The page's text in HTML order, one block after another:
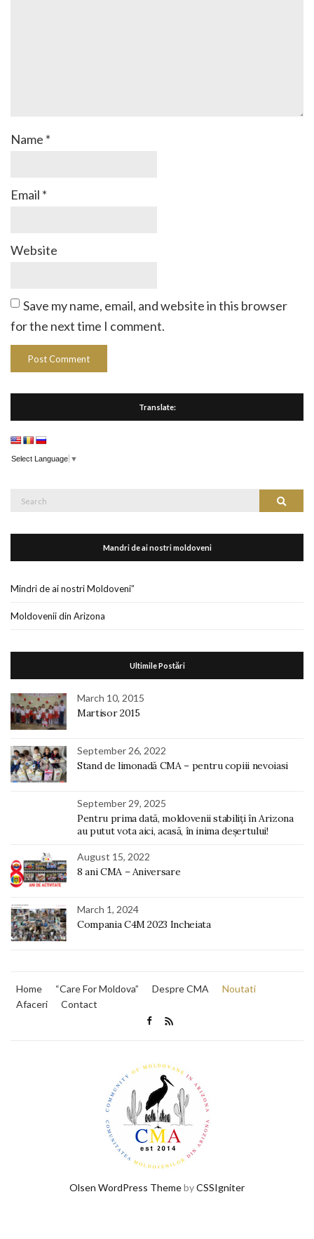
Name *
Email *
Website
Save my name, email, and website in this browser
for the next time I comment.
Translate:
Select Language ▼
Search
Mandri de ai nostri moldoveni
Mindri de ai nostri Moldoveni”
Moldovenii din Arizona
Ultimile Postări
March 10, 2015
Martisor 2015
September 26, 2022
Stand de limonadă CMA – pentru copiii nevoiasi
September 29, 2025
Pentru prima dată, moldovenii stabiliți în Arizona
au putut vota aici, acasă, în inima deșertului!
August 15, 2022
8 ani CMA – Aniversare
March 1, 2024
Compania C4M 2023 Incheiata
Home “Care For Moldova” Despre CMA
Noutati
Afaceri
Contact
Olsen WordPress ThemebyCSSIgniter